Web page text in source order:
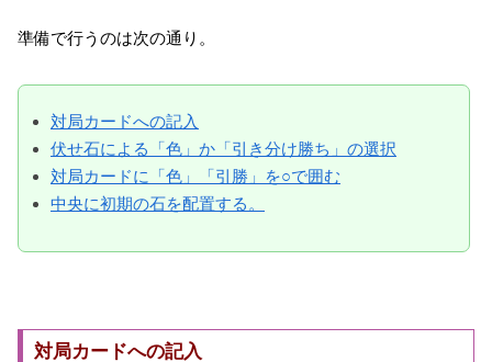
準備で行うのは次の通り。
対局カードへの記入
伏せ石による「色」か「引き分け勝ち」の選択
対局カードに「色」「引勝」を○で囲む
中央に初期の石を配置する。
対局カードへの記入